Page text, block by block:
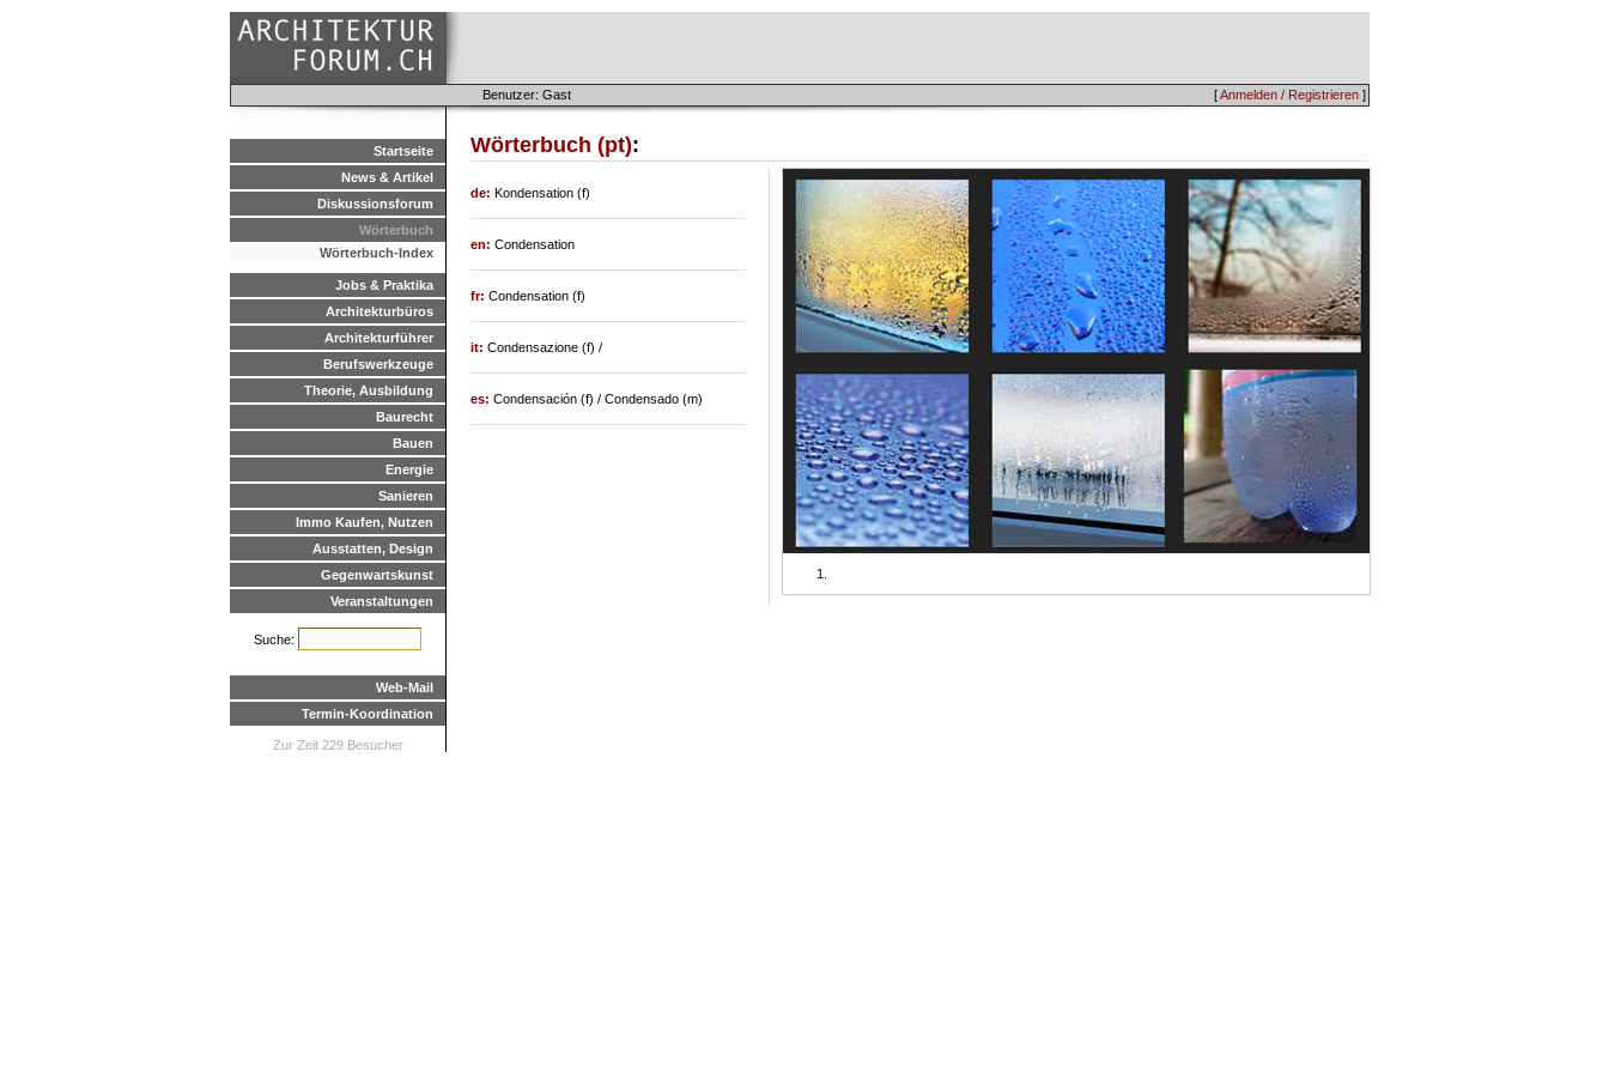
[Anmelden / Registrieren ]
Benutzer: Gast
Startseite
News & Artikel
Diskussionsforum
Wörterbuch
Wörterbuch-Index
Jobs & Praktika
Architekturbüros
Architekturführer
Berufswerkzeuge
Theorie, Ausbildung
Baurecht
Bauen
Energie
Sanieren
Immo Kaufen, Nutzen
Ausstatten, Design
Gegenwartskunst
Veranstaltungen
Suche:
Web-Mail
Termin-Koordination
Zur Zeit 229 Besucher
Wörterbuch (pt):
de: Kondensation (f)
en: Condensation
fr: Condensation (f)
it: Condensazione (f) /
es: Condensación (f) / Condensado (m)